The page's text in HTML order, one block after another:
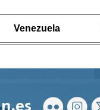
Venezuela